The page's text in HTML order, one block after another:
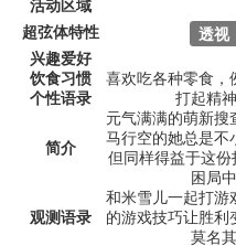
活动区域
超弦体特性
透视
兴趣爱好
饮食习惯
喜欢吃各种零食
个性语录
打起精
简介
元气满满的萌新搜
马行空的她总是不
但同样得益于这份
困局
观测语录
和米雪儿一起打游
的游戏技巧让胜利
莫名